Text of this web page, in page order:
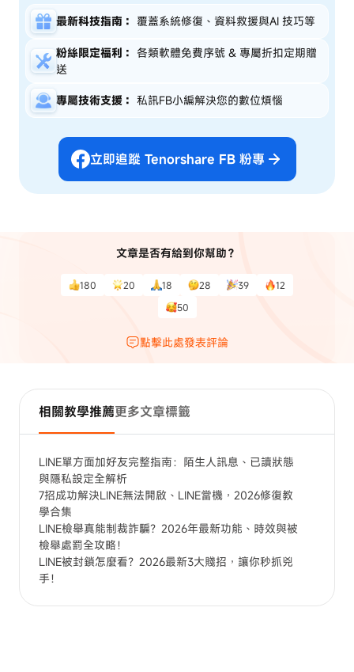
最新科技指南： 覆蓋系統修復、資料救援與AI 技巧等
粉絲限定福利： 各類軟體免費序號 & 專屬折扣定期贈
送
專屬技術支援： 私訊FB小編解決您的數位煩惱
立即追蹤 Tenorshare FB 粉專
文章是否有給到你幫助？
180 20 18 28 39
12
50
點擊此處發表評論
相關教學推薦更多文章標籤
LINE單方面加好友完整指南：陌生人訊息、已讀狀態
與隱私設定全解析
7招成功解決LINE無法開啟、LINE當機，2026修復教
學合集
LINE檢舉真能制裁詐騙？2026年最新功能、時效與被
檢舉處罰全攻略！
LINE被封鎖怎麼看？2026最新3大賤招，讓你秒抓兇
手！